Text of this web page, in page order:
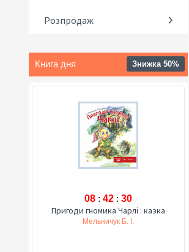
Розпродаж
Книга дня Знижка 50%
08 : 42 : 29
Пригоди гномика Чарлі : казка
Мельничук Б. І.